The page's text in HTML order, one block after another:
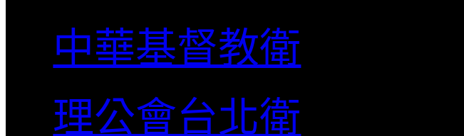
中華基督教衛
理公會台北衛